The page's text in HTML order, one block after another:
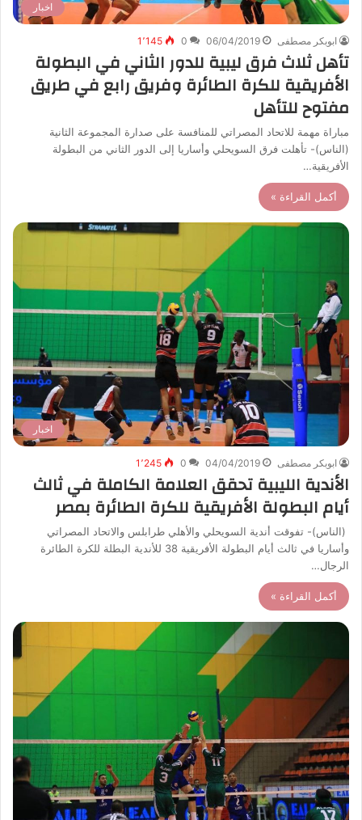
اخبار
ابوبكر مصطفى 06/04/2019
0 1٬145
تأهل ثلاث فرق ليبية للدور الثاني في البطولة
الأفريقية للكرة الطائرة وفريق رابع في طريق
مفتوح للتأهل
مباراة مهمة للاتحاد المصراتي للمنافسة على صدارة المجموعة الثانية
(الناس)- تأهلت فرق السويحلي وأساريا إلى الدور الثاني من البطولة
الأفريقية…
أكمل القراءة »
اخبار
ابوبكر مصطفى 04/04/2019
0 1٬245
الأندية الليبية تحقق العلامة الكاملة في ثالث
أيام البطولة الأفريقية للكرة الطائرة بمصر
(الناس)- تفوقت أندية السويحلي والأهلي طرابلس والاتحاد المصراتي
وأساريا في ثالث أيام البطولة الأفريقية 38 للأندية البطلة للكرة الطائرة
الرجال…
أكمل القراءة »